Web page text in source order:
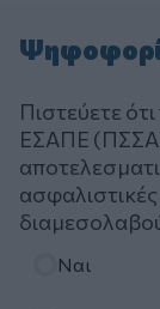
Πιστεύετε
ΕΣΑΠΕ
ασφαλιστικές
Ναι